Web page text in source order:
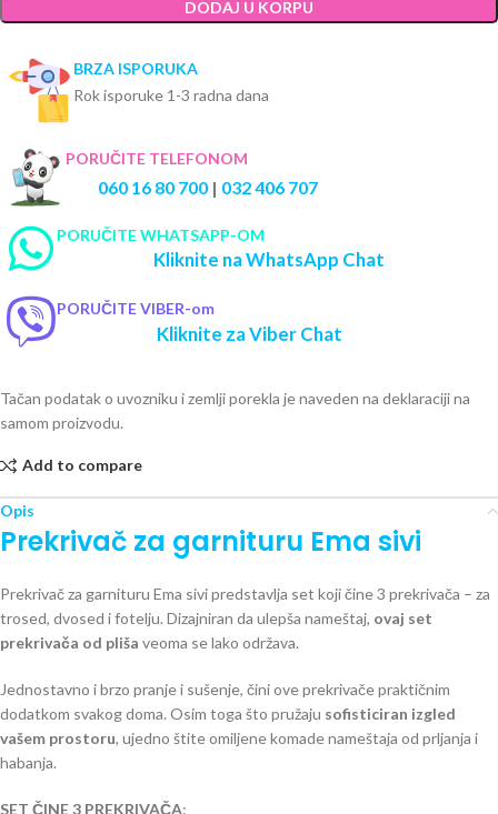
DODAJ U KORPU
BRZA ISPORUKA
Rok isporuke 1-3 radna dana
PORUČITE TELEFONOM
060 16 80 700 | 032 406 707
PORUČITE WHATSAPP-OM
Kliknite na WhatsApp Chat
PORUČITE VIBER-om
Kliknite za Viber Chat
Tačan podatak o uvozniku i zemlji porekla je naveden na deklaraciji na
samom proizvodu.
Add to compare
Opis
Prekrivač za garnituru Ema sivi
Prekrivač za garnituru Ema sivi predstavlja set koji čine 3 prekrivača – za
trosed, dvosed i fotelju. Dizajniran da ulepša nameštaj, ovaj set
prekrivača od pliša veoma se lako održava.
Jednostavno i brzo pranje i sušenje, čini ove prekrivače praktičnim
dodatkom svakog doma. Osim toga što pružaju sofisticiran izgled
vašem prostoru, ujedno štite omiljene komade nameštaja od prljanja i
habanja.
SET ČINE 3 PREKRIVAČA: